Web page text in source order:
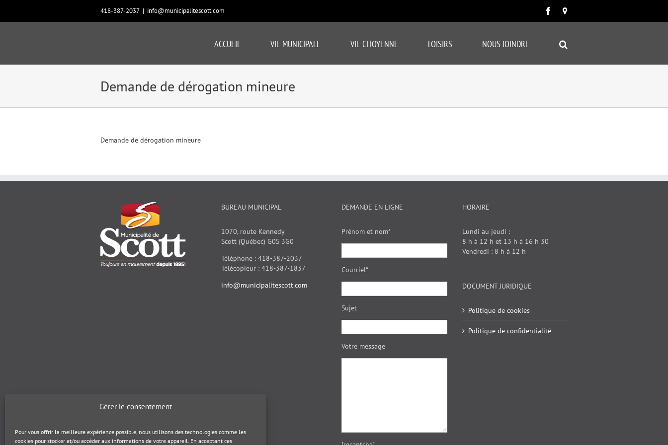
Gérer le consentement
Pour vous offrir la meilleure expérience possible, nous utilisons des technologies comme les
cookies pour stocker et/ou accéder aux informations de votre appareil. En acceptant ces
contenu
418-387-2037 | info@municipalitescott.com Facebook
Carte
ACCUEIL VIE MUNICIPALE VIE CITOYENNE LOISIRS NOUS JOINDRE
Demande de dérogation mineure
Demande de dérogation mineure
BUREAU MUNICIPAL
1070, route Kennedy
Scott (Québec) G0S 3G0
Téléphone : 418-387-2037
Télécopieur : 418-387-1837
info@municipalitescott.com
DEMANDE EN LIGNE
Prénom et nom*
Courriel*
Sujet
Votre message
HORAIRE
Lundi au jeudi :
8 h à 12 h et 13 h à 16 h 30
Vendredi : 8 h à 12 h
DOCUMENT JURIDIQUE
Politique de cookies
Politique de confidentialité